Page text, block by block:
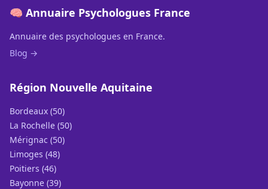
🧠 Annuaire Psychologues France
Annuaire des psychologues en France.
Blog →
Région Nouvelle Aquitaine
Bordeaux (50)
La Rochelle (50)
Mérignac (50)
Limoges (48)
Poitiers (46)
Bayonne (39)